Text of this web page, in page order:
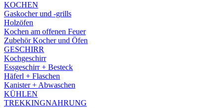
KOCHEN
Gaskocher und -grills
Holzöfen
Kochen am offenen Feuer
Zubehör Kocher und Öfen
GESCHIRR
Kochgeschirr
Essgeschirr + Besteck
Häferl + Flaschen
Kanister + Abwaschen
KÜHLEN
TREKKINGNAHRUNG